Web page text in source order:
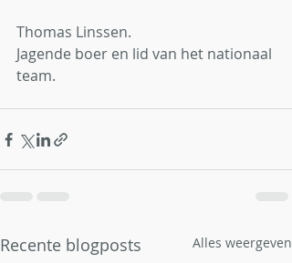
Thomas Linssen.
Jagende boer en lid van het nationaal
team.
Recente blogposts Alles weergeven